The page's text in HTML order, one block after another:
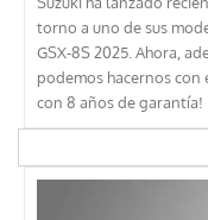
torno a uno de sus
GSX-8S 2025. Ahora,
podemos hacernos
con 8 años de garantía!